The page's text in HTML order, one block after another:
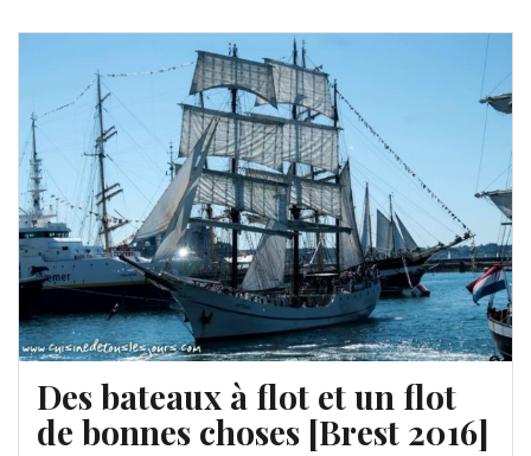
Des bateaux à flot et un flot
de bonnes choses [Brest 2016]